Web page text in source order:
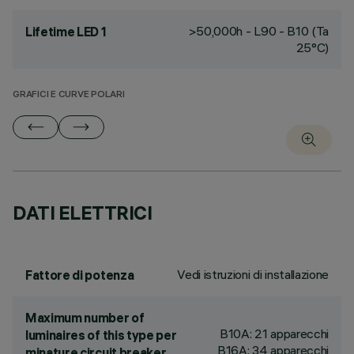
Lifetime LED 1
>50,000h - L90 - B10 (Ta
25°C)
GRAFICI E CURVE POLARI
DATI ELETTRICI
Fattore di potenza Vedi istruzioni di installazione
Maximum number of
luminaires of this type per
B10A: 21 apparecchi
B16A: 34 apparecchi